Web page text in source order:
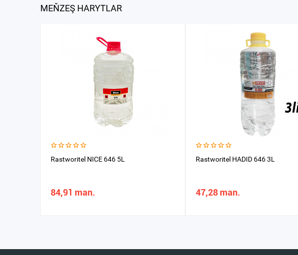
MEŇZEŞ HARYTLAR
Rastworitel NICE 646 5L
84,91 man.
Rastworitel HADID 646 3L
47,28 man.